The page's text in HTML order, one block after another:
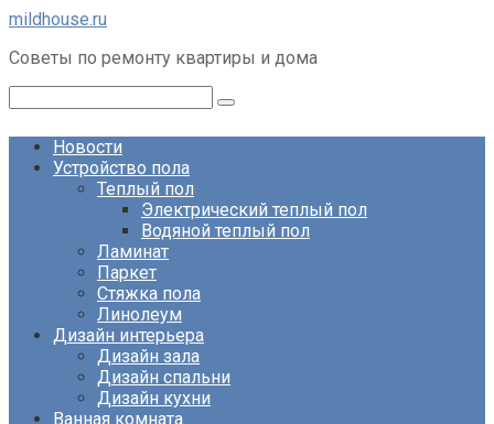
Перейти
контенту
mildhouse.ru
Советы по ремонту квартиры и дома
Новости
Устройство пола
Теплый пол
Электрический теплый пол
Водяной теплый пол
Ламинат
Паркет
Стяжка пола
Линолеум
Дизайн интерьера
Дизайн зала
Дизайн спальни
Дизайн кухни
Ванная комната